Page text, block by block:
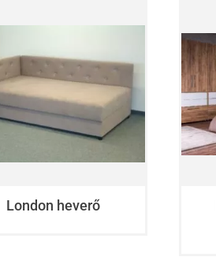
London heverő